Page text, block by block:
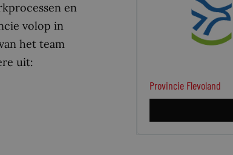
en
volop in
het team
uit:
Provincie Flevoland